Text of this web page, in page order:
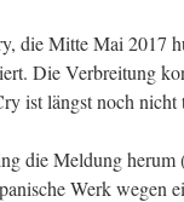
die Mitte Mai 2017
Die Verbreitung
ist längst noch nicht
die Meldung herum
Werk wegen